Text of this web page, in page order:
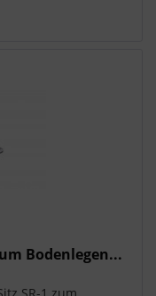
Bodenlegen...